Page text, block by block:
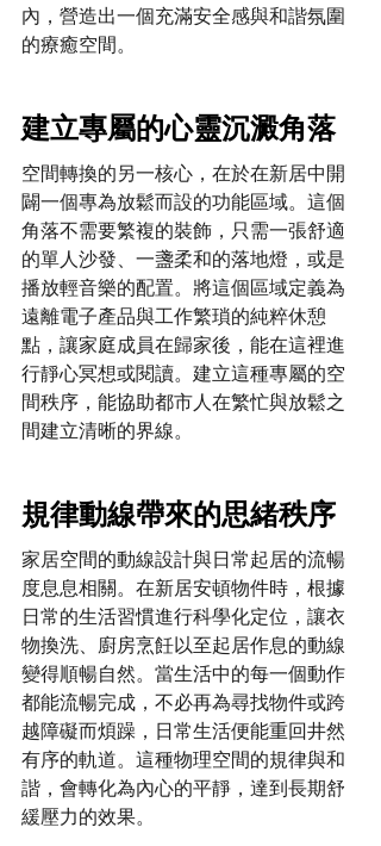
內，營造出一個充滿安全感與和諧氛圍
的療癒空間。
建立專屬的心靈沉澱角落
空間轉換的另一核心，在於在新居中開
闢一個專為放鬆而設的功能區域。這個
角落不需要繁複的裝飾，只需一張舒適
的單人沙發、一盞柔和的落地燈，或是
播放輕音樂的配置。將這個區域定義為
遠離電子產品與工作繁瑣的純粹休憩
點，讓家庭成員在歸家後，能在這裡進
行靜心冥想或閱讀。建立這種專屬的空
間秩序，能協助都市人在繁忙與放鬆之
間建立清晰的界線。
規律動線帶來的思緒秩序
家居空間的動線設計與日常起居的流暢
度息息相關。在新居安頓物件時，根據
日常的生活習慣進行科學化定位，讓衣
物換洗、廚房烹飪以至起居作息的動線
變得順暢自然。當生活中的每一個動作
都能流暢完成，不必再為尋找物件或跨
越障礙而煩躁，日常生活便能重回井然
有序的軌道。這種物理空間的規律與和
諧，會轉化為內心的平靜，達到長期舒
緩壓力的效果。